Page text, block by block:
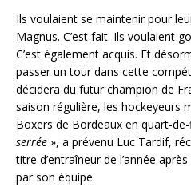
Ils voulaient se maintenir pour
Magnus. C’est fait. Ils voulaient
C’est également acquis. Et
passer un tour dans cette
décidera du futur champion de
saison régulière, les hockeyeurs
Boxers de Bordeaux en quart-
serrée », a prévenu Luc Tardif,
titre d’entraîneur de l’année
par son équipe.